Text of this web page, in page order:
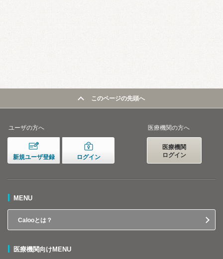
このページの先頭へ
ユーザの方へ
新規ユーザ登録 ログイン
医療機関の方へ
医療機関
ログイン
MENU
Calooとは？
医療機関向けMENU